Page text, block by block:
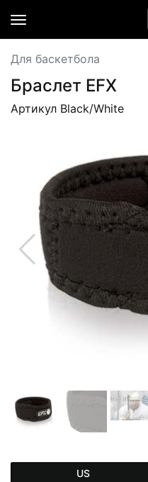
Для баскетбола
Браслет EFX
Артикул Black/White
US